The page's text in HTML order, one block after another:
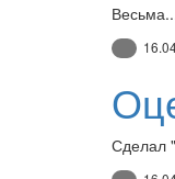
Сделал